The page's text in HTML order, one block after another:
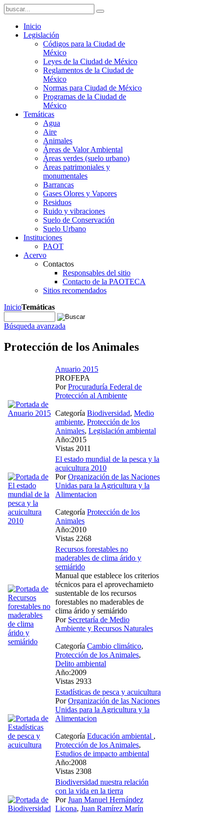
Inicio
Legislación
Códigos para la Ciudad de
México
Leyes de la Ciudad de México
Reglamentos de la Ciudad de
México
Normas para Ciudad de México
Programas de la Ciudad de
México
Temáticas
Agua
Aire
Animales
Áreas de Valor Ambiental
Áreas verdes (suelo urbano)
Áreas patrimoniales y
monumentales
Barrancas
Gases Olores y Vapores
Residuos
Ruido y vibraciones
Suelo de Conservación
Suelo Urbano
Instituciones
PAOT
Acervo
Contactos
Responsables del sitio
Contacto de la PAOTECA
Sitios recomendados
InicioTemáticas
Búsqueda avanzada
Protección de los Animales
Anuario 2015
PROFEPA
PorProcuraduría Federal de
Protección al Ambiente
Categoría Biodiversidad, Medio
ambiente, Protección de los
Animales, Legislación ambiental
Año:2015
Vistas 2011
El estado mundial de la pesca y la
acuicultura 2010
PorOrganización de las Naciones
Unidas para la Agricultura y la
Alimentacion
Categoría Protección de los
Animales
Año:2010
Vistas 2268
Recursos forestables no
maderables de clima árido y
semiárido
Manual que establece los criterios
técnicos para el aprovechamieto
sustentable de los recursos
forestables no maderables de
clima árido y semiárido
Por Secretaría de Medio
Ambiente y Recursos Naturales
Categoría Cambio climático,
Protección de los Animales,
Delito ambiental
Año:2009
Vistas 2933
Estadísticas de pesca y acuicultura
PorOrganización de las Naciones
Unidas para la Agricultura y la
Alimentacion
Categoría Educación ambiental ,
Protección de los Animales,
Estudios de impacto ambiental
Año:2008
Vistas 2308
Biodiversidad nuestra relación
con la vida en la tierra
PorJuan Manuel Hernández
Licona, Juan Ramírez Marín